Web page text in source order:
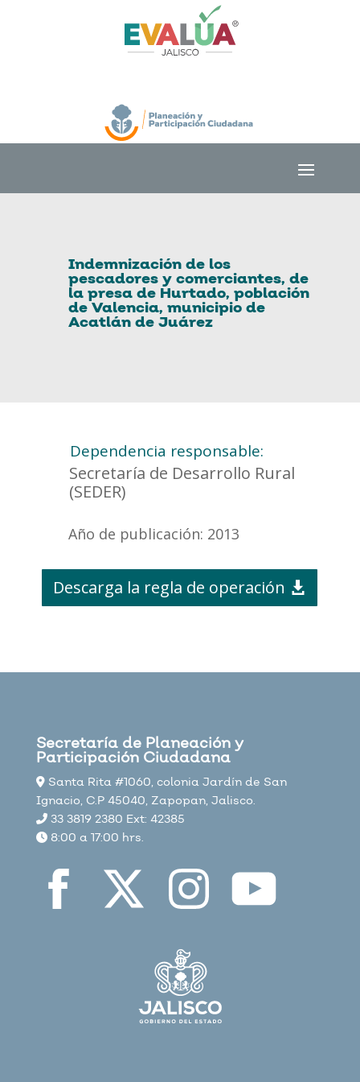
Indemnización de los
pescadores y comerciantes, de
la presa de Hurtado, población
de Valencia, municipio de
Acatlán de Juárez
Dependencia responsable:
Secretaría de Desarrollo Rural
(SEDER)
Año de publicación: 2013
Descarga la regla de operación
Secretaría de Planeación y
Participación Ciudadana
Santa Rita #1060, colonia Jardín de San
Ignacio, C.P 45040, Zapopan, Jalisco.
33 3819 2380 Ext: 42385
8:00 a 17:00 hrs.